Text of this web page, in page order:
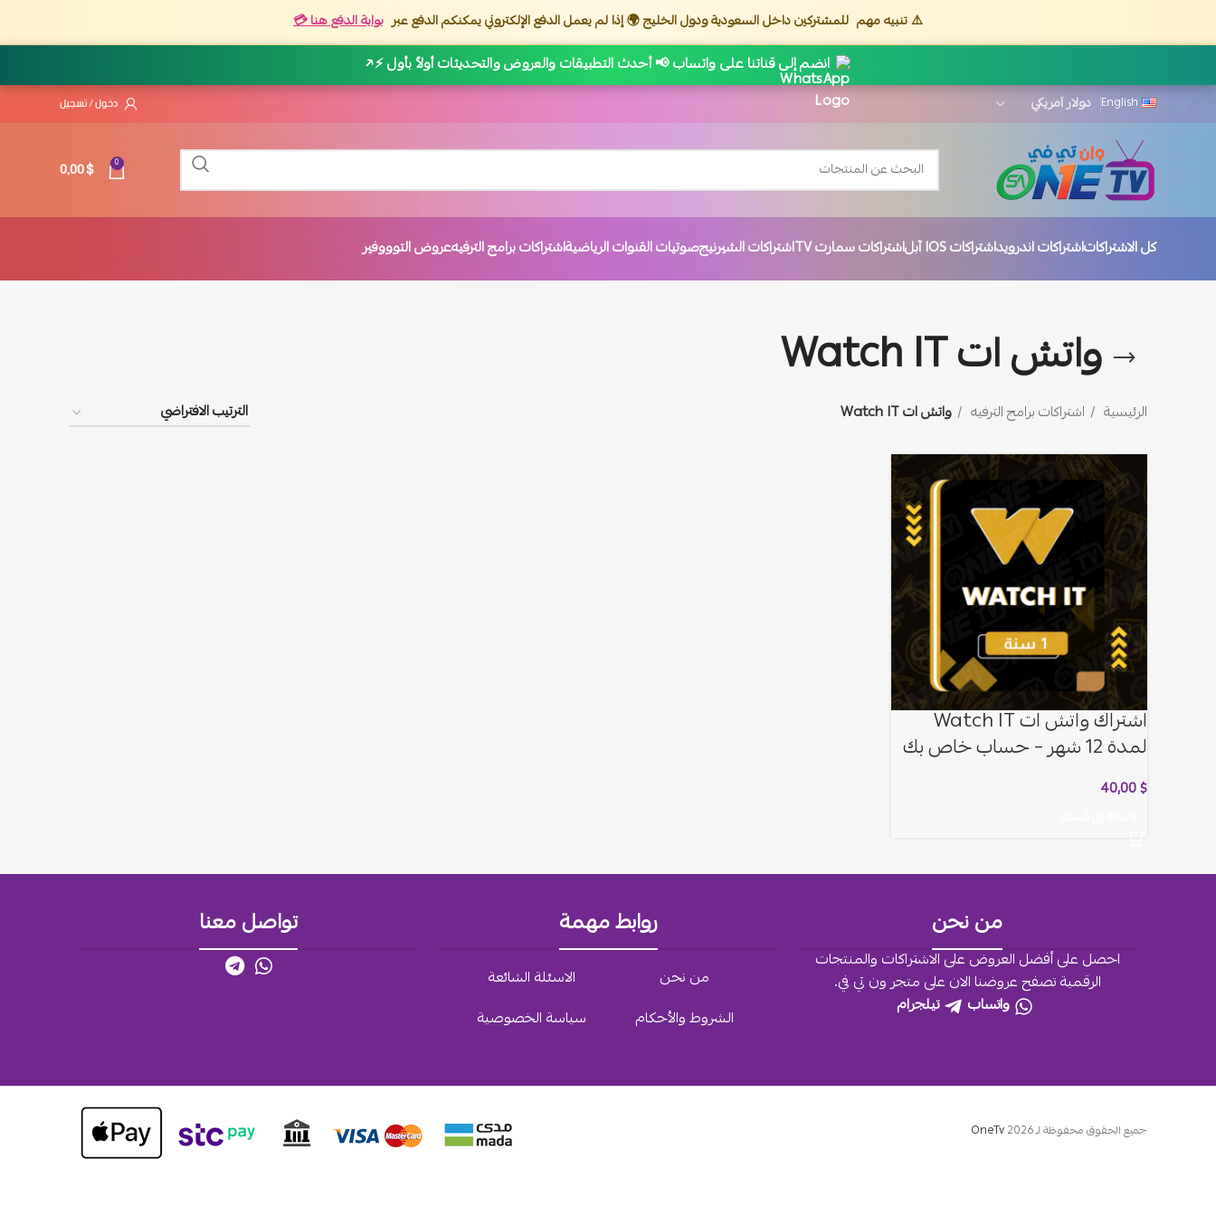
⚠️ تنبيه مهم للمشتركين داخل السعودية ودول الخليج 🌍 إذا لم يعمل الدفع الإلكتروني يمكنكم الدفع عبر بوابة الدفع هنا 💳
انضم إلى قناتنا على واتساب 📢 أحدث التطبيقات والعروض والتحديثات أولاً بأول ⚡↗
English دخول / تسجيل
0
0,00$
كل الاشتراكاتاشتراكات اندرويداشتراكات IOS آبل اشتراكات سمارت TV اشتراكات الشيرنيجصوتيات القنوات الرياضيةاشتراكات برامج الترفيهعروض التوووفير
واتش ات Watch IT
الرئيسية اشتراكات برامج الترفيه واتش ات Watch IT
اشتراك واتش ات Watch IT
لمدة 12 شهر – حساب خاص بك
40,00$
من نحن
احصل على أفضل العروض على الاشتراكات والمنتجات
الرقمية تصفح عروضنا الان على متجر ون تي في.
واتساب
تيلجرام
روابط مهمة
من نحن
الاسئلة الشائعة
الشروط والأحكام
سياسة الخصوصية
تواصل معنا
جميع الحقوق محفوظة لـ OneTv 2026